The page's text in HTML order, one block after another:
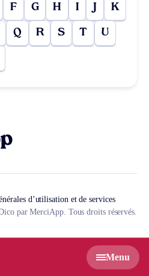
Menu
F G H I J K
Q R S T U
d’utilisation et de services
par MerciApp. Tous droits réservés.